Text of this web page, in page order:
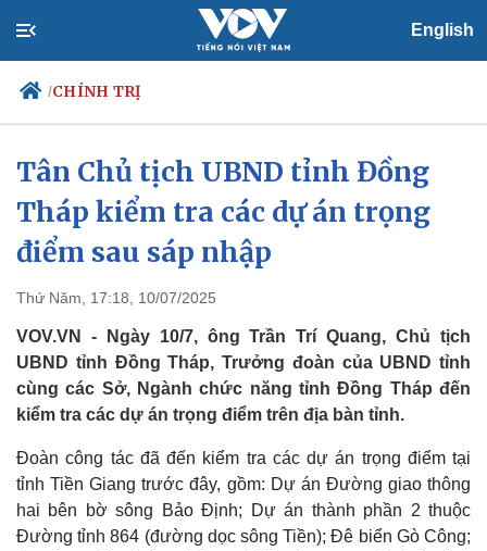
English
/CHÍNH TRỊ
Chính trị
Đảng
Tổ chức nhân sự
Nhận diện sự thật
Xã hội
Tin 24h
Dự báo thời tiết
Việc làm
Biển đảo
Tân Chủ tịch UBND tỉnh Đồng
Tháp kiểm tra các dự án trọng
điểm sau sáp nhập
Thứ Năm, 17:18, 10/07/2025
VOV.VN - Ngày 10/7, ông Trần Trí Quang, Chủ tịch
UBND tỉnh Đồng Tháp, Trưởng đoàn của UBND tỉnh
cùng các Sở, Ngành chức năng tỉnh Đồng Tháp đến
kiểm tra các dự án trọng điểm trên địa bàn tỉnh.
Đoàn công tác đã đến kiểm tra các dự án trọng điểm tại
tỉnh Tiền Giang trước đây, gồm: Dự án Đường giao thông
hai bên bờ sông Bảo Định; Dự án thành phần 2 thuộc
Đường tỉnh 864 (đường dọc sông Tiền); Đê biển Gò Công;